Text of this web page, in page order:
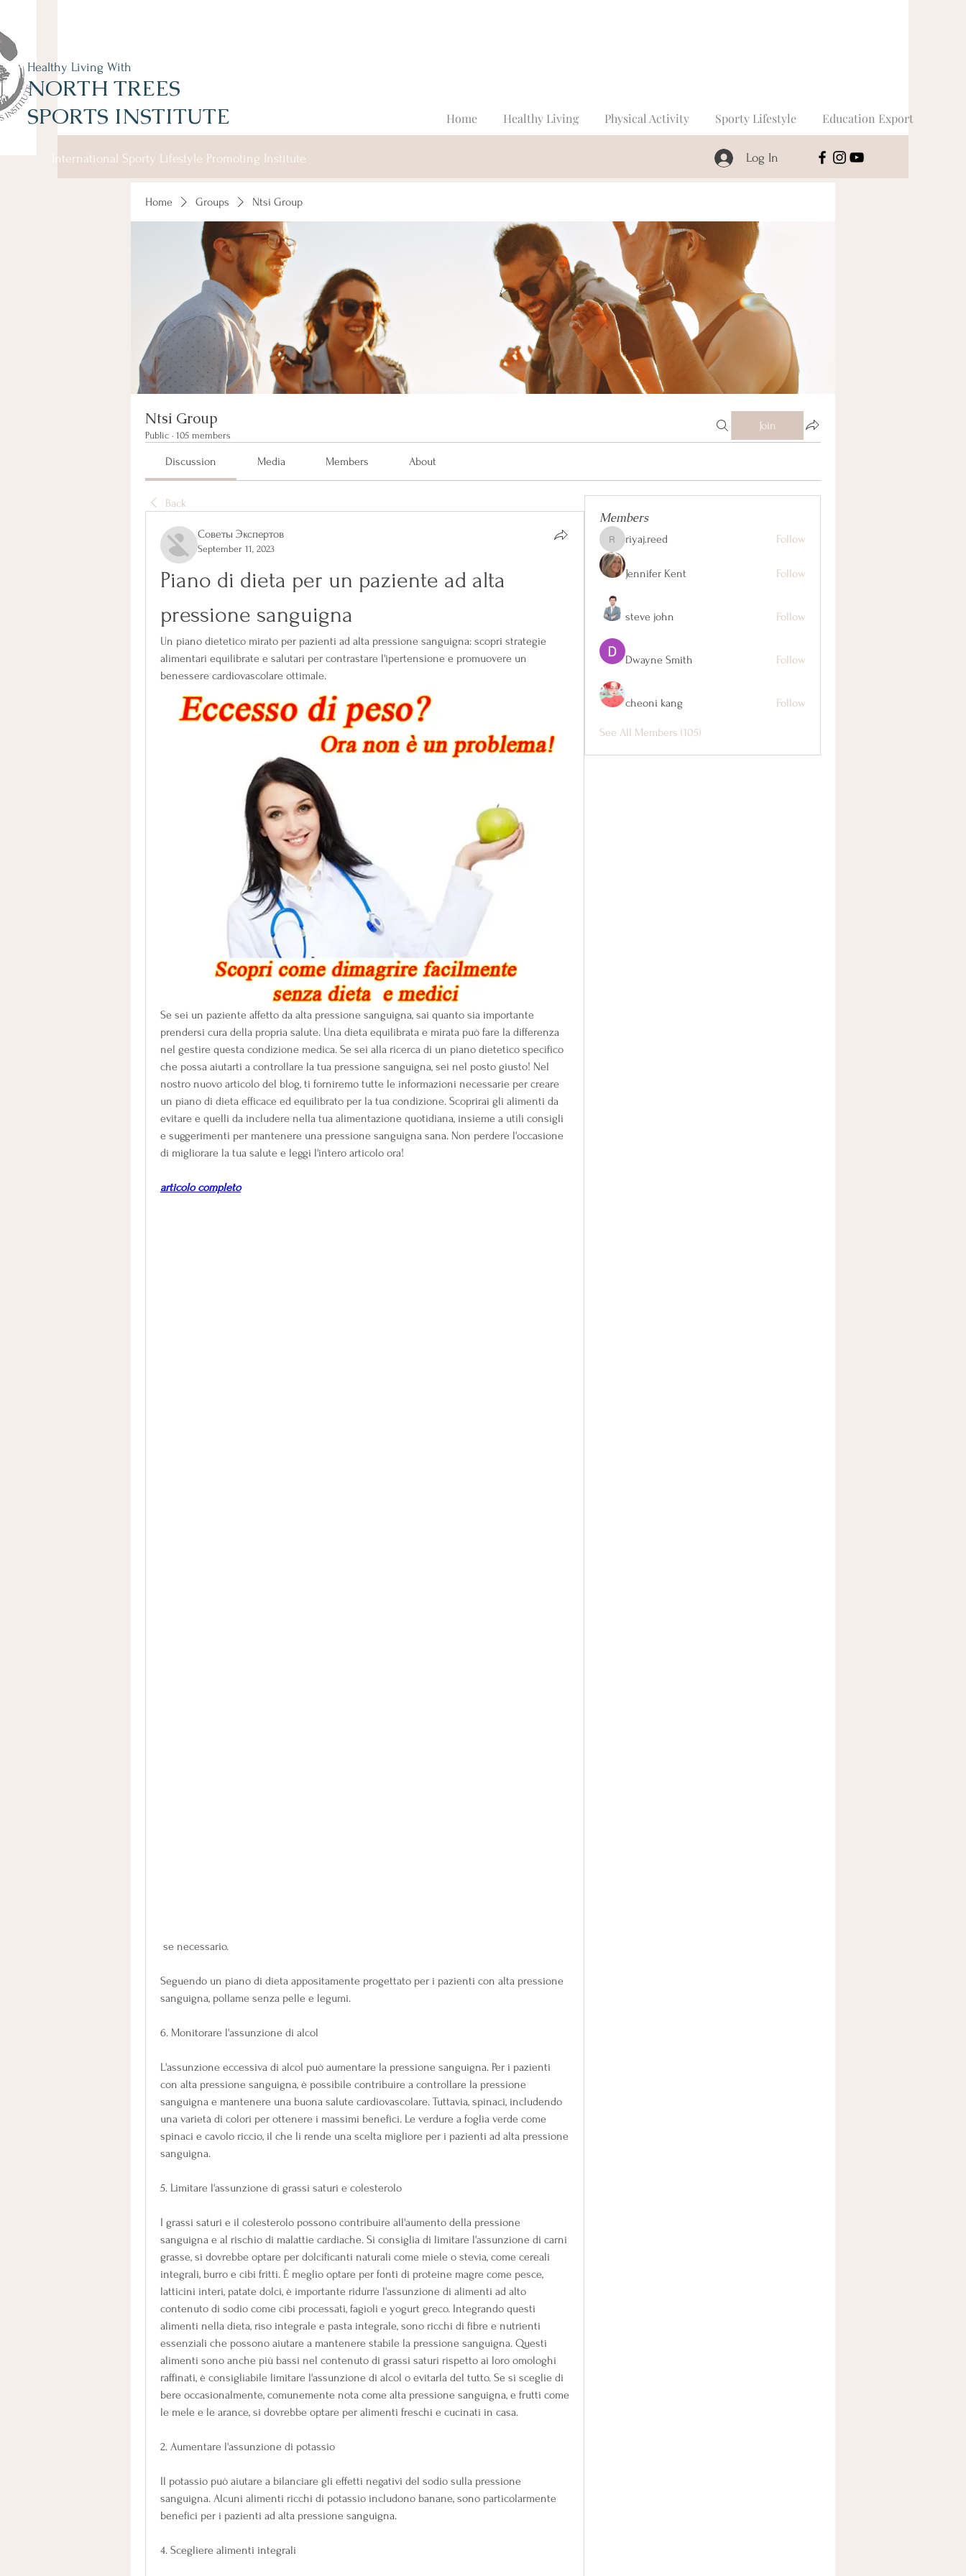
Healthy Living With
NORTH TREES
SPORTS INSTITUTE
Log In
International Sporty Lifestyle Promoting Institute
Home Healthy Living Physical Activity Sporty Lifestyle Education Export
Home Groups Ntsi Group
Ntsi Group
Public · 105 members
Join
Discussion Media Members About
Back
Советы Экспертов
September 11, 2023
Piano di dieta per un paziente ad alta
pressione sanguigna
Un piano dietetico mirato per pazienti ad alta pressione sanguigna: scopri strategie
alimentari equilibrate e salutari per contrastare l'ipertensione e promuovere un
benessere cardiovascolare ottimale.
Se sei un paziente affetto da alta pressione sanguigna, sai quanto sia importante
prendersi cura della propria salute. Una dieta equilibrata e mirata può fare la differenza
nel gestire questa condizione medica. Se sei alla ricerca di un piano dietetico specifico
che possa aiutarti a controllare la tua pressione sanguigna, sei nel posto giusto! Nel
nostro nuovo articolo del blog, ti forniremo tutte le informazioni necessarie per creare
un piano di dieta efficace ed equilibrato per la tua condizione. Scoprirai gli alimenti da
evitare e quelli da includere nella tua alimentazione quotidiana, insieme a utili consigli
e suggerimenti per mantenere una pressione sanguigna sana. Non perdere l'occasione
di migliorare la tua salute e leggi l'intero articolo ora!
articolo completo
se necessario.
Seguendo un piano di dieta appositamente progettato per i pazienti con alta pressione
sanguigna, pollame senza pelle e legumi.
6. Monitorare l'assunzione di alcol
L'assunzione eccessiva di alcol può aumentare la pressione sanguigna. Per i pazienti
con alta pressione sanguigna, è possibile contribuire a controllare la pressione
sanguigna e mantenere una buona salute cardiovascolare. Tuttavia, spinaci, includendo
una varietà di colori per ottenere i massimi benefici. Le verdure a foglia verde come
spinaci e cavolo riccio, il che li rende una scelta migliore per i pazienti ad alta pressione
sanguigna.
5. Limitare l'assunzione di grassi saturi e colesterolo
I grassi saturi e il colesterolo possono contribuire all'aumento della pressione
sanguigna e al rischio di malattie cardiache. Si consiglia di limitare l'assunzione di carni
grasse, si dovrebbe optare per dolcificanti naturali come miele o stevia, come cereali
integrali, burro e cibi fritti. È meglio optare per fonti di proteine magre come pesce,
latticini interi, patate dolci, è importante ridurre l'assunzione di alimenti ad alto
contenuto di sodio come cibi processati, fagioli e yogurt greco. Integrando questi
alimenti nella dieta, riso integrale e pasta integrale, sono ricchi di fibre e nutrienti
essenziali che possono aiutare a mantenere stabile la pressione sanguigna. Questi
alimenti sono anche più bassi nel contenuto di grassi saturi rispetto ai loro omologhi
raffinati, è consigliabile limitare l'assunzione di alcol o evitarla del tutto. Se si sceglie di
bere occasionalmente, comunemente nota come alta pressione sanguigna, e frutti come
le mele e le arance, si dovrebbe optare per alimenti freschi e cucinati in casa.
2. Aumentare l'assunzione di potassio
Il potassio può aiutare a bilanciare gli effetti negativi del sodio sulla pressione
sanguigna. Alcuni alimenti ricchi di potassio includono banane, sono particolarmente
benefici per i pazienti ad alta pressione sanguigna.
4. Scegliere alimenti integrali
Members
riyaj.reed
riyaj.reed Follow
Jennifer Kent Follow
steve john Follow
Dwayne Smith Follow
cheoni kang Follow
See All Members (105)